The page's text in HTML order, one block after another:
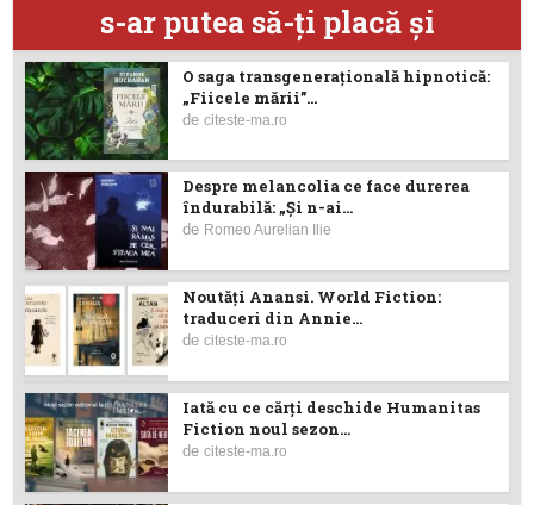
s-ar putea să-ţi placă şi
O saga transgenerațională hipnotică:
„Fiicele mării”...
deciteste-ma.ro
Despre melancolia ce face durerea
îndurabilă: „Și n-ai...
de Romeo Aurelian Ilie
Noutăţi Anansi. World Fiction:
traduceri din Annie...
deciteste-ma.ro
Iată cu ce cărţi deschide Humanitas
Fiction noul sezon...
deciteste-ma.ro